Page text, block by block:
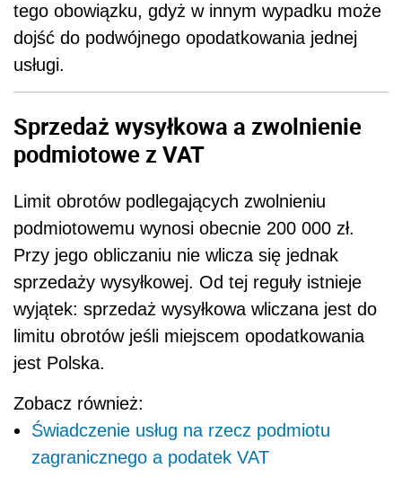
tego obowiązku, gdyż w innym wypadku może
dojść do podwójnego opodatkowania jednej
usługi.
Sprzedaż wysyłkowa a zwolnienie
podmiotowe z VAT
Limit obrotów podlegających zwolnieniu
podmiotowemu wynosi obecnie 200 000 zł.
Przy jego obliczaniu nie wlicza się jednak
sprzedaży wysyłkowej. Od tej reguły istnieje
wyjątek: sprzedaż wysyłkowa wliczana jest do
limitu obrotów jeśli miejscem opodatkowania
jest Polska.
Zobacz również:
Świadczenie usług na rzecz podmiotu
zagranicznego a podatek VAT